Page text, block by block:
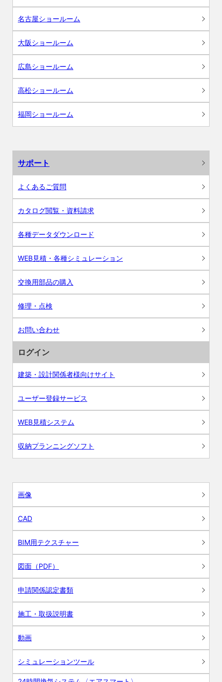
名古屋ショールーム
大阪ショールーム
広島ショールーム
高松ショールーム
福岡ショールーム
サポート
よくあるご質問
カタログ閲覧・資料請求
各種データダウンロード
WEB見積・各種シミュレーション
交換用部品の購入
修理・点検
お問い合わせ
ログイン
建築・設計関係者様向けサイト
ユーザー登録サービス
WEB見積システム
収納プランニングソフト
画像
CAD
BIM用テクスチャー
図面（PDF）
申請関係認定書類
施工・取扱説明書
動画
シミュレーションツール